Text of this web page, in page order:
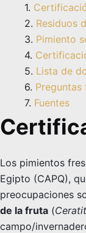
Residuos
Pimiento
Lista de
Preguntas
Fuentes
Los pimientos
Egipto (CAPQ),
preocupaciones
de la fruta (
campo/